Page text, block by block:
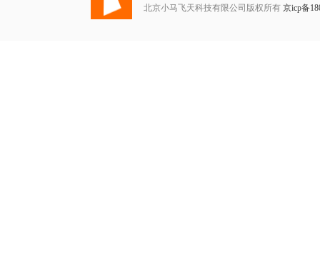
北京小马飞天科技有限公司版权所有 京icp备